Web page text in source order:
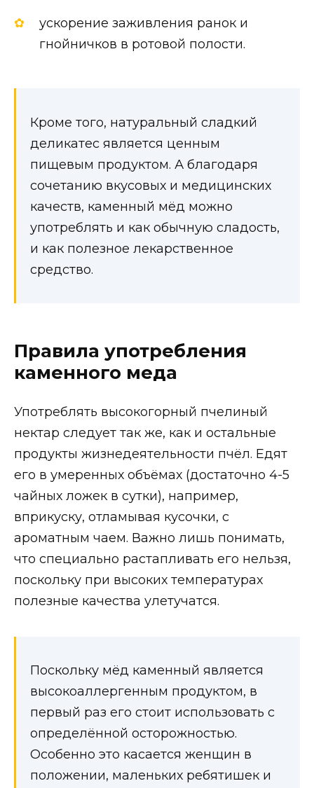
ускорение заживления ранок и
гнойничков в ротовой полости.
Кроме того, натуральный сладкий
деликатес является ценным
пищевым продуктом. А благодаря
сочетанию вкусовых и медицинских
качеств, каменный мёд можно
употреблять и как обычную сладость,
и как полезное лекарственное
средство.
Правила употребления
каменного меда
Употреблять высокогорный пчелиный
нектар следует так же, как и остальные
продукты жизнедеятельности пчёл. Едят
его в умеренных объёмах (достаточно 4-5
чайных ложек в сутки), например,
вприкуску, отламывая кусочки, с
ароматным чаем. Важно лишь понимать,
что специально растапливать его нельзя,
поскольку при высоких температурах
полезные качества улетучатся.
Поскольку мёд каменный является
высокоаллергенным продуктом, в
первый раз его стоит использовать с
определённой осторожностью.
Особенно это касается женщин в
положении, маленьких ребятишек и